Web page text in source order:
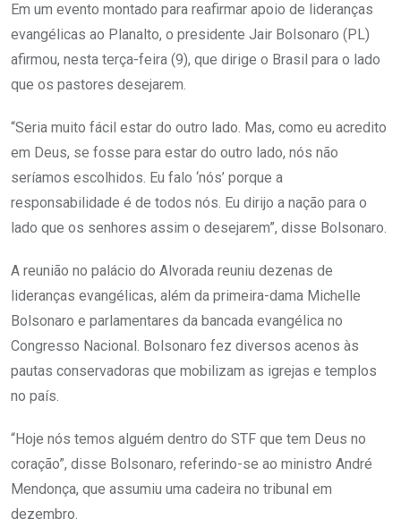
Em um evento montado para reafirmar apoio de lideranças
evangélicas ao Planalto, o presidente Jair Bolsonaro (PL)
afirmou, nesta terça-feira (9), que dirige o Brasil para o lado
que os pastores desejarem.
“Seria muito fácil estar do outro lado. Mas, como eu acredito
em Deus, se fosse para estar do outro lado, nós não
seríamos escolhidos. Eu falo ‘nós’ porque a
responsabilidade é de todos nós. Eu dirijo a nação para o
lado que os senhores assim o desejarem”, disse Bolsonaro.
A reunião no palácio do Alvorada reuniu dezenas de
lideranças evangélicas, além da primeira-dama Michelle
Bolsonaro e parlamentares da bancada evangélica no
Congresso Nacional. Bolsonaro fez diversos acenos às
pautas conservadoras que mobilizam as igrejas e templos
no país.
“Hoje nós temos alguém dentro do STF que tem Deus no
coração”, disse Bolsonaro, referindo-se ao ministro André
Mendonça, que assumiu uma cadeira no tribunal em
dezembro.